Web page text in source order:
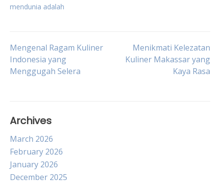
mendunia adalah
Post
navigation
Mengenal Ragam Kuliner
Indonesia yang
Menggugah Selera
Menikmati Kelezatan
Kuliner Makassar yang
Kaya Rasa
Archives
March 2026
February 2026
January 2026
December 2025